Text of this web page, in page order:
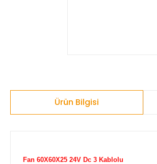
Ürün Bilgisi
Fan 60X60X25 24V Dc 3 Kablolu